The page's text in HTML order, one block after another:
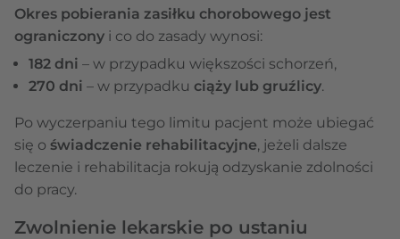
Okres pobierania zasiłku chorobowego jest
ograniczony i co do zasady wynosi:
182 dni – w przypadku większości schorzeń,
270 dni – w przypadku ciąży lub gruźlicy.
Po wyczerpaniu tego limitu pacjent może ubiegać
się o świadczenie rehabilitacyjne, jeżeli dalsze
leczenie i rehabilitacja rokują odzyskanie zdolności
do pracy.
Zwolnienie lekarskie po ustaniu